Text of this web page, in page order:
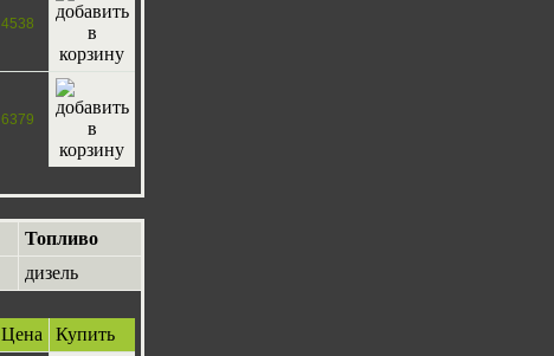
4538
6379
Топливо
дизель
Цена Купить